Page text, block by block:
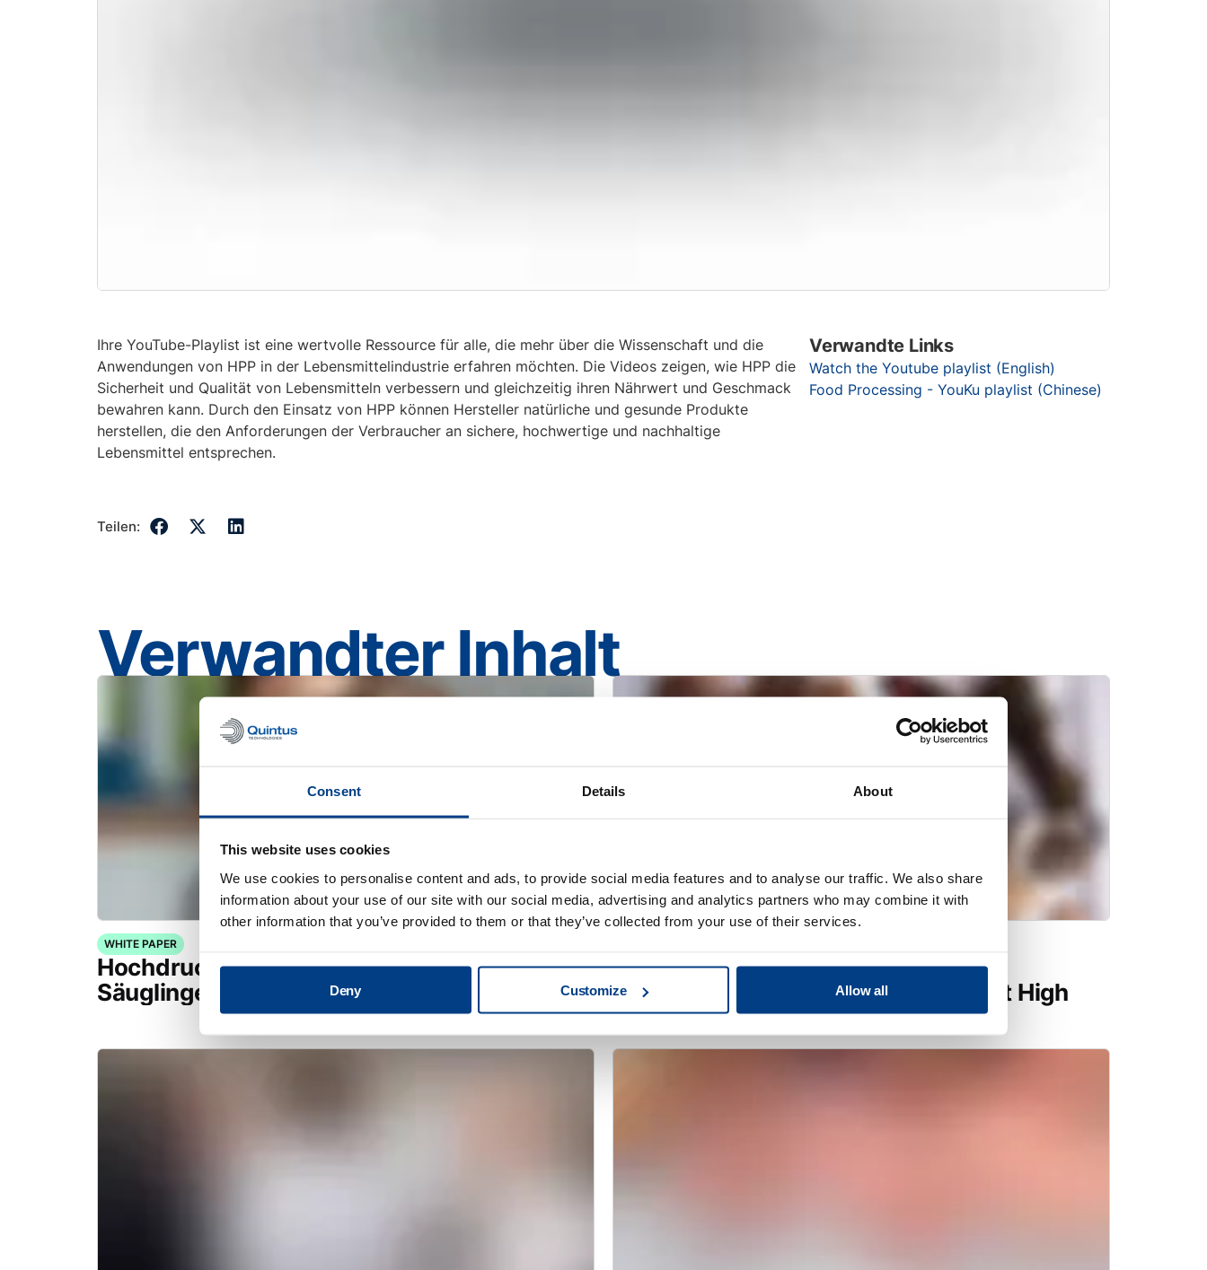
Consent Details About
This website uses cookies
We use cookies to personalise content and ads, to provide social media features and to analyse our traffic. We also share
information about your use of our site with our social media, advertising and analytics partners who may combine it with
other information that you’ve provided to them or that they’ve collected from your use of their services.
Deny Customize Allow all
Ihre YouTube-Playlist ist eine wertvolle Ressource für alle, die mehr über die Wissenschaft und die
Anwendungen von HPP in der Lebensmittelindustrie erfahren möchten. Die Videos zeigen, wie HPP die
Sicherheit und Qualität von Lebensmitteln verbessern und gleichzeitig ihren Nährwert und Geschmack
bewahren kann. Durch den Einsatz von HPP können Hersteller natürliche und gesunde Produkte
herstellen, die den Anforderungen der Verbraucher an sichere, hochwertige und nachhaltige
Lebensmittel entsprechen.
Verwandte Links
Watch the Youtube playlist (English)
Food Processing - YouKu playlist (Chinese)
Teilen:
Verwandter Inhalt
WHITE PAPER
Hochdruckbehandlung für Pürees für
Säuglinge und Kleinkinder
Verbessern Sie die Sicherheit und
Haltbarkeit von Meeresfrüchten mit High
Pressure Processing (HPP)